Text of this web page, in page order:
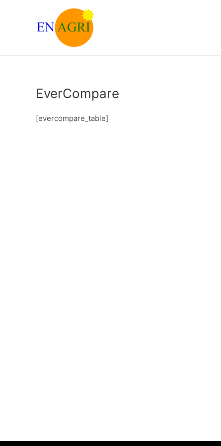
EverCompare
[evercompare_table]